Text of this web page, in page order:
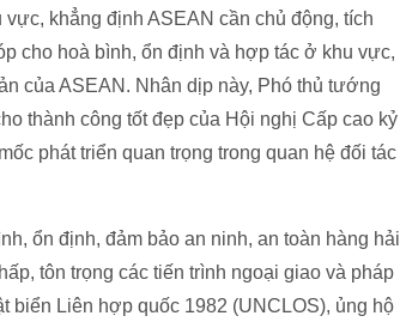
khẳng định ASEAN cần chủ động, tích
cho hoà bình, ổn định và hợp tác ở khu vực,
của ASEAN. Nhân dịp này, Phó thủ tướng
thành công tốt đẹp của Hội nghị Cấp cao kỷ
phát triển quan trọng trong quan hệ đối tác
ổn định, đảm bảo an ninh, an toàn hàng hải
tôn trọng các tiến trình ngoại giao và pháp
biển Liên hợp quốc 1982 (UNCLOS), ủng hộ